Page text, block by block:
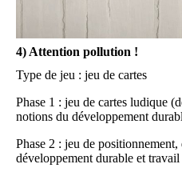
4) Attention pollution !
Type de jeu : jeu de cartes
Phase 1 : jeu de cartes ludique
notions du développement
Phase 2 : jeu de positionnement,
développement durable et